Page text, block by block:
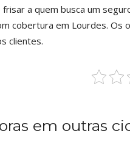
a quem busca um
cobertura em Lourdes. Os
clientes.
em outras